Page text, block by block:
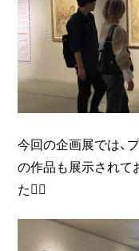
今回の企画展では、
の作品も展示されて
た🧚‍♀